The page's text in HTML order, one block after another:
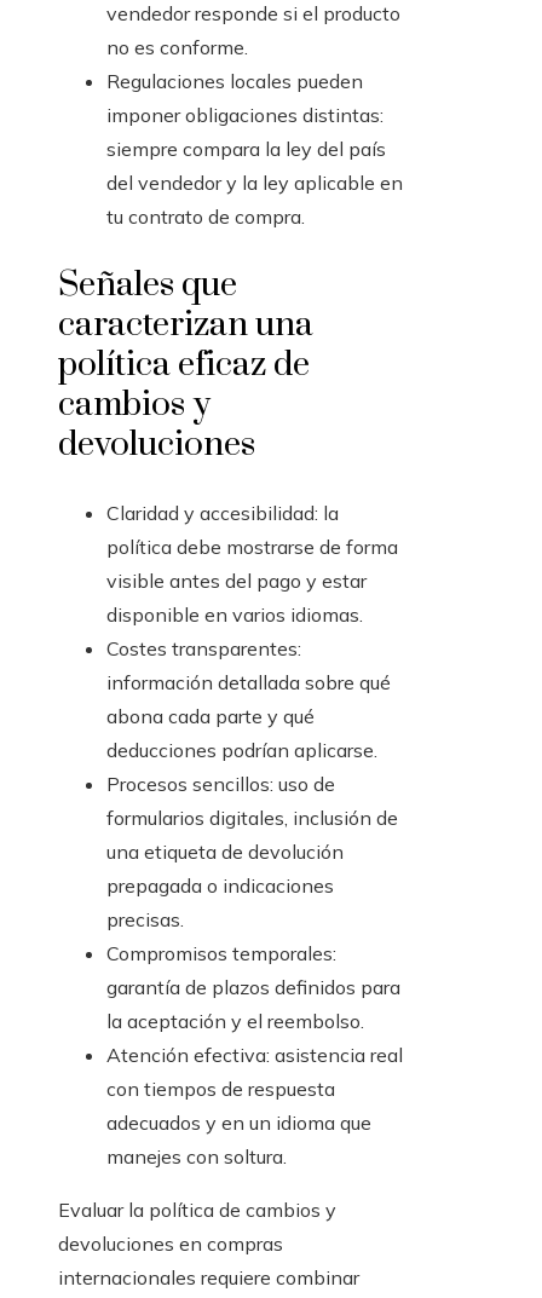
vendedor responde si el producto
no es conforme.
Regulaciones locales pueden
imponer obligaciones distintas:
siempre compara la ley del país
del vendedor y la ley aplicable en
tu contrato de compra.
Señales que
caracterizan una
política eficaz de
cambios y
devoluciones
Claridad y accesibilidad: la
política debe mostrarse de forma
visible antes del pago y estar
disponible en varios idiomas.
Costes transparentes:
información detallada sobre qué
abona cada parte y qué
deducciones podrían aplicarse.
Procesos sencillos: uso de
formularios digitales, inclusión de
una etiqueta de devolución
prepagada o indicaciones
precisas.
Compromisos temporales:
garantía de plazos definidos para
la aceptación y el reembolso.
Atención efectiva: asistencia real
con tiempos de respuesta
adecuados y en un idioma que
manejes con soltura.
Evaluar la política de cambios y
devoluciones en compras
internacionales requiere combinar